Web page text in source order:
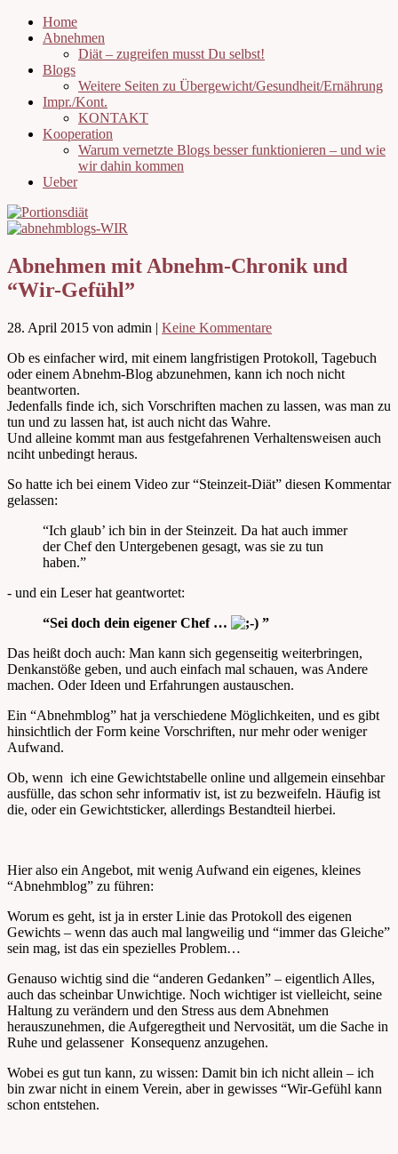
Home
Abnehmen
Diät – zugreifen musst Du selbst!
Blogs
Weitere Seiten zu Übergewicht/Gesundheit/Ernährung
Impr./Kont.
KONTAKT
Kooperation
Warum vernetzte Blogs besser funktionieren – und wie
wir dahin kommen
Ueber
Abnehmen mit Abnehm-Chronik und
“Wir-Gefühl”
28. April 2015 von admin | Keine Kommentare
Ob es einfacher wird, mit einem langfristigen Protokoll, Tagebuch
oder einem Abnehm-Blog abzunehmen, kann ich noch nicht
beantworten.
Jedenfalls finde ich, sich Vorschriften machen zu lassen, was man zu
tun und zu lassen hat, ist auch nicht das Wahre.
Und alleine kommt man aus festgefahrenen Verhaltensweisen auch
nciht unbedingt heraus.
So hatte ich bei einem Video zur “Steinzeit-Diät” diesen Kommentar
gelassen:
“Ich glaub’ ich bin in der Steinzeit. Da hat auch immer
der Chef den Untergebenen gesagt, was sie zu tun
haben.”
- und ein Leser hat geantwortet:
“Sei doch dein eigener Chef …
”
Das heißt doch auch: Man kann sich gegenseitig weiterbringen,
Denkanstöße geben, und auch einfach mal schauen, was Andere
machen. Oder Ideen und Erfahrungen austauschen.
Ein “Abnehmblog” hat ja verschiedene Möglichkeiten, und es gibt
hinsichtlich der Form keine Vorschriften, nur mehr oder weniger
Aufwand.
Ob, wenn ich eine Gewichtstabelle online und allgemein einsehbar
ausfülle, das schon sehr informativ ist, ist zu bezweifeln. Häufig ist
die, oder ein Gewichtsticker, allerdings Bestandteil hierbei.
Hier also ein Angebot, mit wenig Aufwand ein eigenes, kleines
“Abnehmblog” zu führen:
Worum es geht, ist ja in erster Linie das Protokoll des eigenen
Gewichts – wenn das auch mal langweilig und “immer das Gleiche”
sein mag, ist das ein spezielles Problem…
Genauso wichtig sind die “anderen Gedanken” – eigentlich Alles,
auch das scheinbar Unwichtige. Noch wichtiger ist vielleicht, seine
Haltung zu verändern und den Stress aus dem Abnehmen
herauszunehmen, die Aufgeregtheit und Nervosität, um die Sache in
Ruhe und gelassener Konsequenz anzugehen.
Wobei es gut tun kann, zu wissen: Damit bin ich nicht allein – ich
bin zwar nicht in einem Verein, aber in gewisses “Wir-Gefühl kann
schon entstehen.